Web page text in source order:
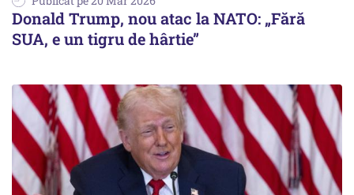
Donald Trump, nou atac la NATO: „Fără
SUA, e un tigru de hârtie”